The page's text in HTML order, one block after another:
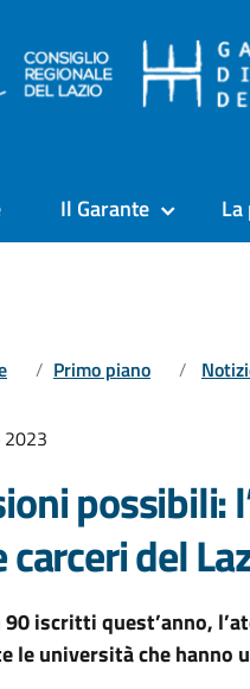
Il Garante
Primo piano
2023
possibili:
carceri del
90 iscritti quest’anno,
le università che hanno